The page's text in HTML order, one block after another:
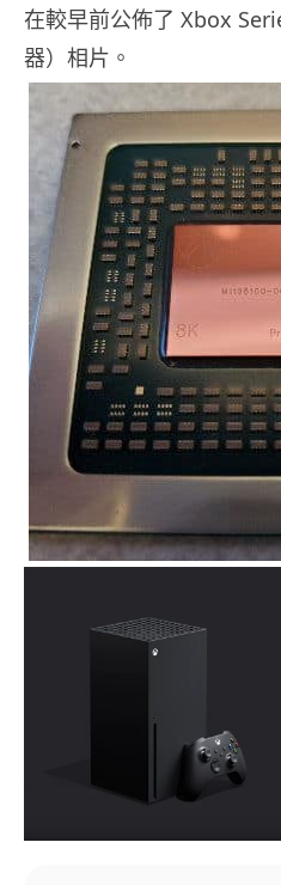
在較早前公佈了 Xbox
器）相片。